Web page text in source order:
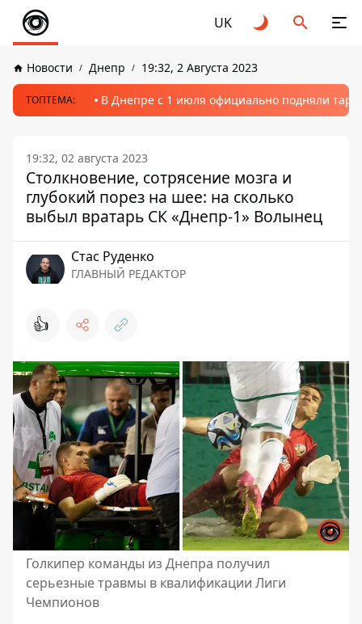
UK
Новости Днепр 19:32, 2 Августа 2023
ТОПТЕМА: В Днепре с 1 июля официально подняли
19:32, 02 августа 2023
Столкновение, сотрясение мозга и
глубокий порез на шее: на сколько
выбыл вратарь СК «Днепр-1» Волынец
Стаc Руденко
ГЛАВНЫЙ РЕДАКТОР
👍
Голкипер команды из Днепра получил
серьезные травмы в квалификации Лиги
Чемпионов